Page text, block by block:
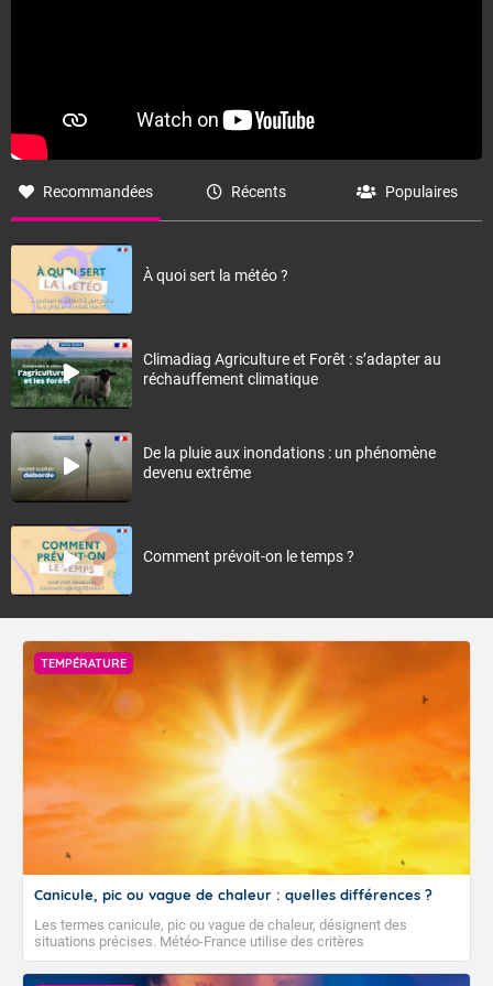
Recommandées Récents Populaires
À quoi sert la météo ?
Climadiag Agriculture et Forêt : s’adapter au
réchauffement climatique
De la pluie aux inondations : un phénomène
devenu extrême
Comment prévoit-on le temps ?
TEMPÉRATURE
Canicule, pic ou vague de chaleur : quelles différences ?
Les termes canicule, pic ou vague de chaleur, désignent des
situations précises. Météo-France utilise des critères
climatologiques pour évaluer et qualifier les épisodes de chaleur qui
peuvent avoir des impacts sanitaires et socio-économiques